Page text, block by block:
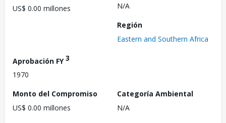
US$ 0.00 millones
N/A
Región
Eastern and Southern Africa
Aprobación FY3
1970
Monto del Compromiso
US$ 0.00 millones
Categoría Ambiental
N/A